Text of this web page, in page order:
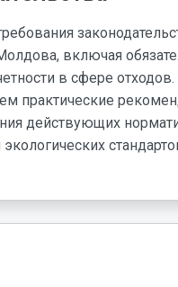
включая
в сфере отходов.
практические
действующих